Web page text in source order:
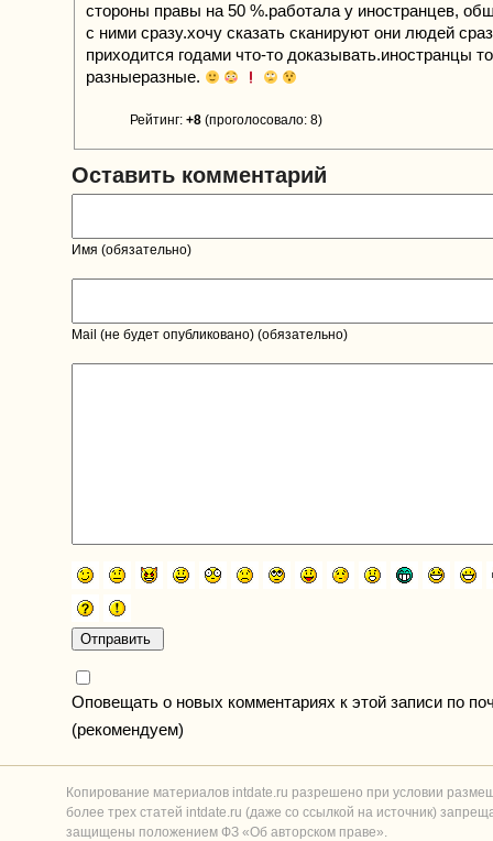
стороны правы на 50 %.работала у иностранцев,
с ними сразу.хочу сказать сканируют они людей
приходится годами что-то доказывать.иностранцы
разныеразные.
Рейтинг: +8 (проголосовало: 8)
Оставить комментарий
Имя (обязательно)
Mail (не будет опубликовано) (обязательно)
Оповещать о новых комментариях к этой записи по
(рекомендуем)
Копирование материалов intdate.ru разрешено при условии
более трех статей intdate.ru (даже со ссылкой на источник)
защищены положением ФЗ «Об авторском праве».